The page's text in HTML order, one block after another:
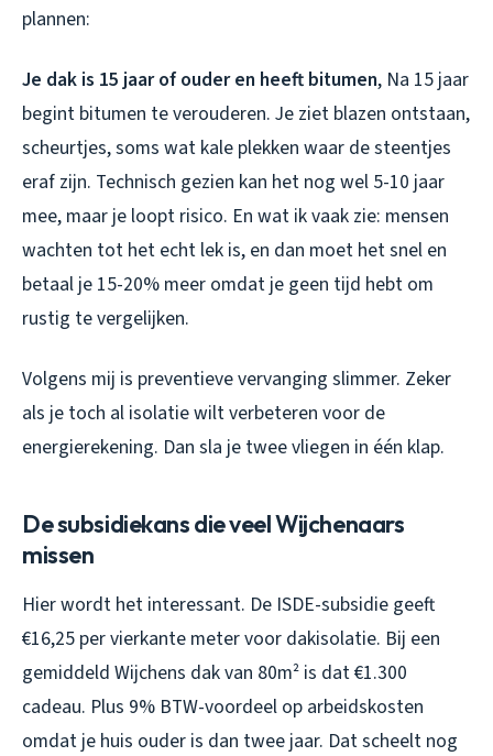
plannen:
Je dak is 15 jaar of ouder en heeft bitumen, Na 15 jaar
begint bitumen te verouderen. Je ziet blazen ontstaan,
scheurtjes, soms wat kale plekken waar de steentjes
eraf zijn. Technisch gezien kan het nog wel 5-10 jaar
mee, maar je loopt risico. En wat ik vaak zie: mensen
wachten tot het echt lek is, en dan moet het snel en
betaal je 15-20% meer omdat je geen tijd hebt om
rustig te vergelijken.
Volgens mij is preventieve vervanging slimmer. Zeker
als je toch al isolatie wilt verbeteren voor de
energierekening. Dan sla je twee vliegen in één klap.
De subsidiekans die veel Wijchenaars
missen
Hier wordt het interessant. De ISDE-subsidie geeft
€16,25 per vierkante meter voor dakisolatie. Bij een
gemiddeld Wijchens dak van 80m² is dat €1.300
cadeau. Plus 9% BTW-voordeel op arbeidskosten
omdat je huis ouder is dan twee jaar. Dat scheelt nog